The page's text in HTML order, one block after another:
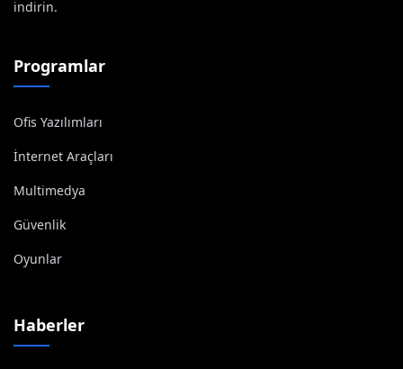
indirin.
Programlar
Ofis Yazılımları
İnternet Araçları
Multimedya
Güvenlik
Oyunlar
Haberler